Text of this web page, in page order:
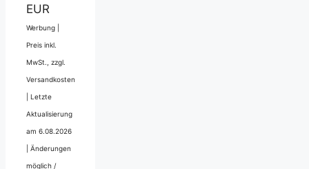
EUR
Werbung |
Preis inkl.
MwSt., zzgl.
Versandkosten
Letzte
Aktualisierung
am 6.08.2026
Änderungen
möglich /